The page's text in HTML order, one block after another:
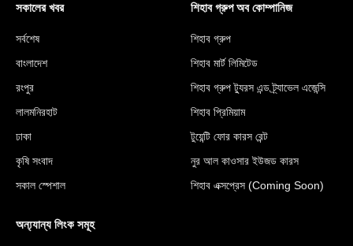
সকালের খবর
সর্বশেষ
বাংলাদেশ
রংপুর
লালমনিরহাট
ঢাকা
কৃষি সংবাদ
সকাল স্পেশাল
শিহাব গ্রুপ অব কোম্পানিজ
শিহাব গ্রুপ
শিহাব মার্ট লিমিটেড
শিহাব গ্রুপ ট্যুরস এন্ড ট্র্যাভেল এজেন্সি
শিহাব প্রিমিয়াম
টুয়েন্টি ফোর কারস রেন্ট
নুর আল কাওসার ইউজড কারস
শিহাব এক্সপ্রেস (Coming Soon)
অন্য্যান্য লিংক সমূহ